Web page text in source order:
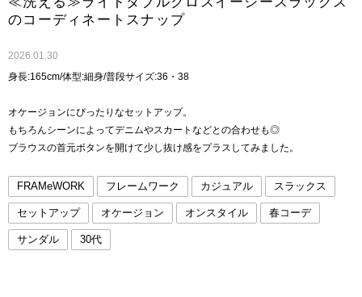
のコーディネートスナップ
2026.01.30
身長:165cm/体型:細身/普段サイズ:36・38
オケージョンにぴったりなセットアップ。
もちろんシーンによってデニムやスカートなどとの合わせも◎
ブラウスの首元ボタンを開けて少し抜け感をプラスしてみました。
FRAMeWORK フレームワーク カジュアル スラックス
セットアップ オケージョン オンスタイル 春コーデ
サンダル 30代